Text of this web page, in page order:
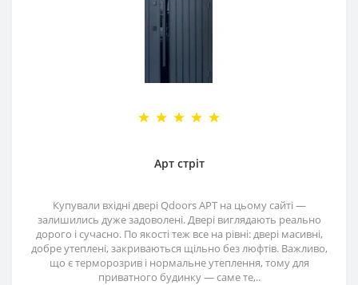
Арт стріт
Купували вхідні двері Qdoors АРТ на цьому сайті —
залишились дуже задоволені. Двері виглядають реально
дорого і сучасно. По якості теж все на рівні: двері масивні,
добре утеплені, закриваються щільно без люфтів. Важливо,
що є терморозрив і нормальне утеплення, тому для
приватного будинку — саме те,..